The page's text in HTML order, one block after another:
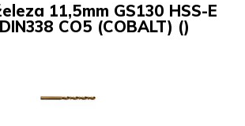
11,5mm GS130 HSS-E
CO5 (COBALT) ()